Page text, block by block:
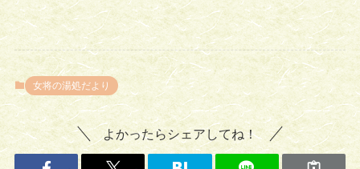
女将の湯処だより
よかったらシェアしてね！